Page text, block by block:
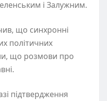
і Залужним.
що синхронні
політичних
що розмови про
підтвердження